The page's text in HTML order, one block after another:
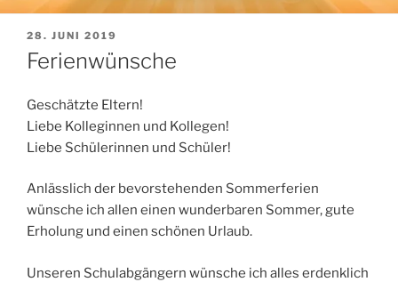
VERÖFFENTLICHT
AM
28. JUNI 2019
Ferienwünsche
Geschätzte Eltern!
Liebe Kolleginnen und Kollegen!
Liebe Schülerinnen und Schüler!
Anlässlich der bevorstehenden Sommerferien
wünsche ich allen einen wunderbaren Sommer, gute
Erholung und einen schönen Urlaub.
Unseren Schulabgängern wünsche ich alles erdenklich